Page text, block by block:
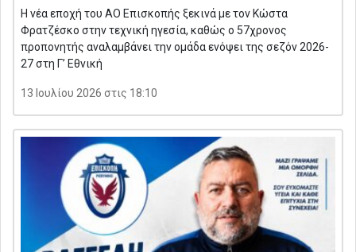
Η νέα εποχή του ΑΟ Επισκοπής ξεκινά με τον Κώστα
Φρατζέσκο στην τεχνική ηγεσία, καθώς ο 57χρονος
προπονητής αναλαμβάνει την ομάδα ενόψει της σεζόν 2026-
27 στη Γ’ Εθνική
13 Ιουλίου 2026 στις 18:10